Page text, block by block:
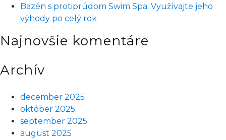
Bazén s protiprúdom Swim Spa: Využívajte jeho
výhody po celý rok
Najnovšie komentáre
Archív
december 2025
október 2025
september 2025
august 2025